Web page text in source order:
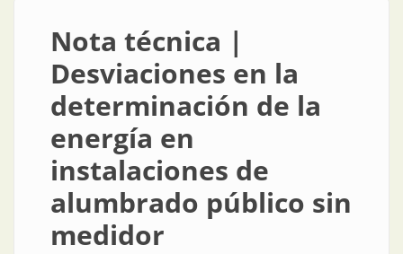
Nota técnica |
Desviaciones en la
determinación de la
energía en
instalaciones de
alumbrado público sin
medidor